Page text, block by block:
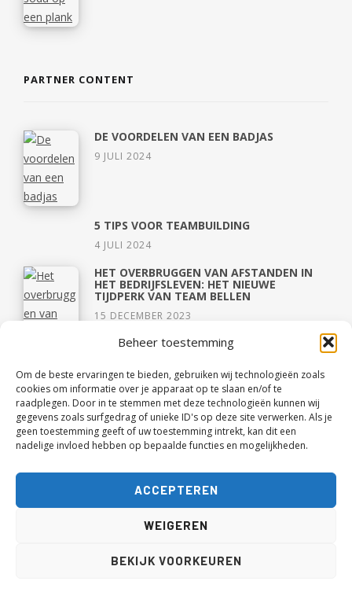
Beheer toestemming
Om de beste ervaringen te bieden, gebruiken wij technologieën zoals
cookies om informatie over je apparaat op te slaan en/of te
raadplegen. Door in te stemmen met deze technologieën kunnen wij
gegevens zoals surfgedrag of unieke ID's op deze site verwerken. Als je
geen toestemming geeft of uw toestemming intrekt, kan dit een
nadelige invloed hebben op bepaalde functies en mogelijkheden.
ACCEPTEREN
WEIGEREN
BEKIJK VOORKEUREN
PARTNER CONTENT
DE VOORDELEN VAN EEN BADJAS
9 JULI 2024
5 TIPS VOOR TEAMBUILDING
4 JULI 2024
HET OVERBRUGGEN VAN AFSTANDEN IN
HET BEDRIJFSLEVEN: HET NIEUWE
TIJDPERK VAN TEAM BELLEN
15 DECEMBER 2023
CAPSULE WARDROBE OOK EEN GOED IDEE
VOOR TIENERS?
3 JUNI 2021
OP EEN DAG!